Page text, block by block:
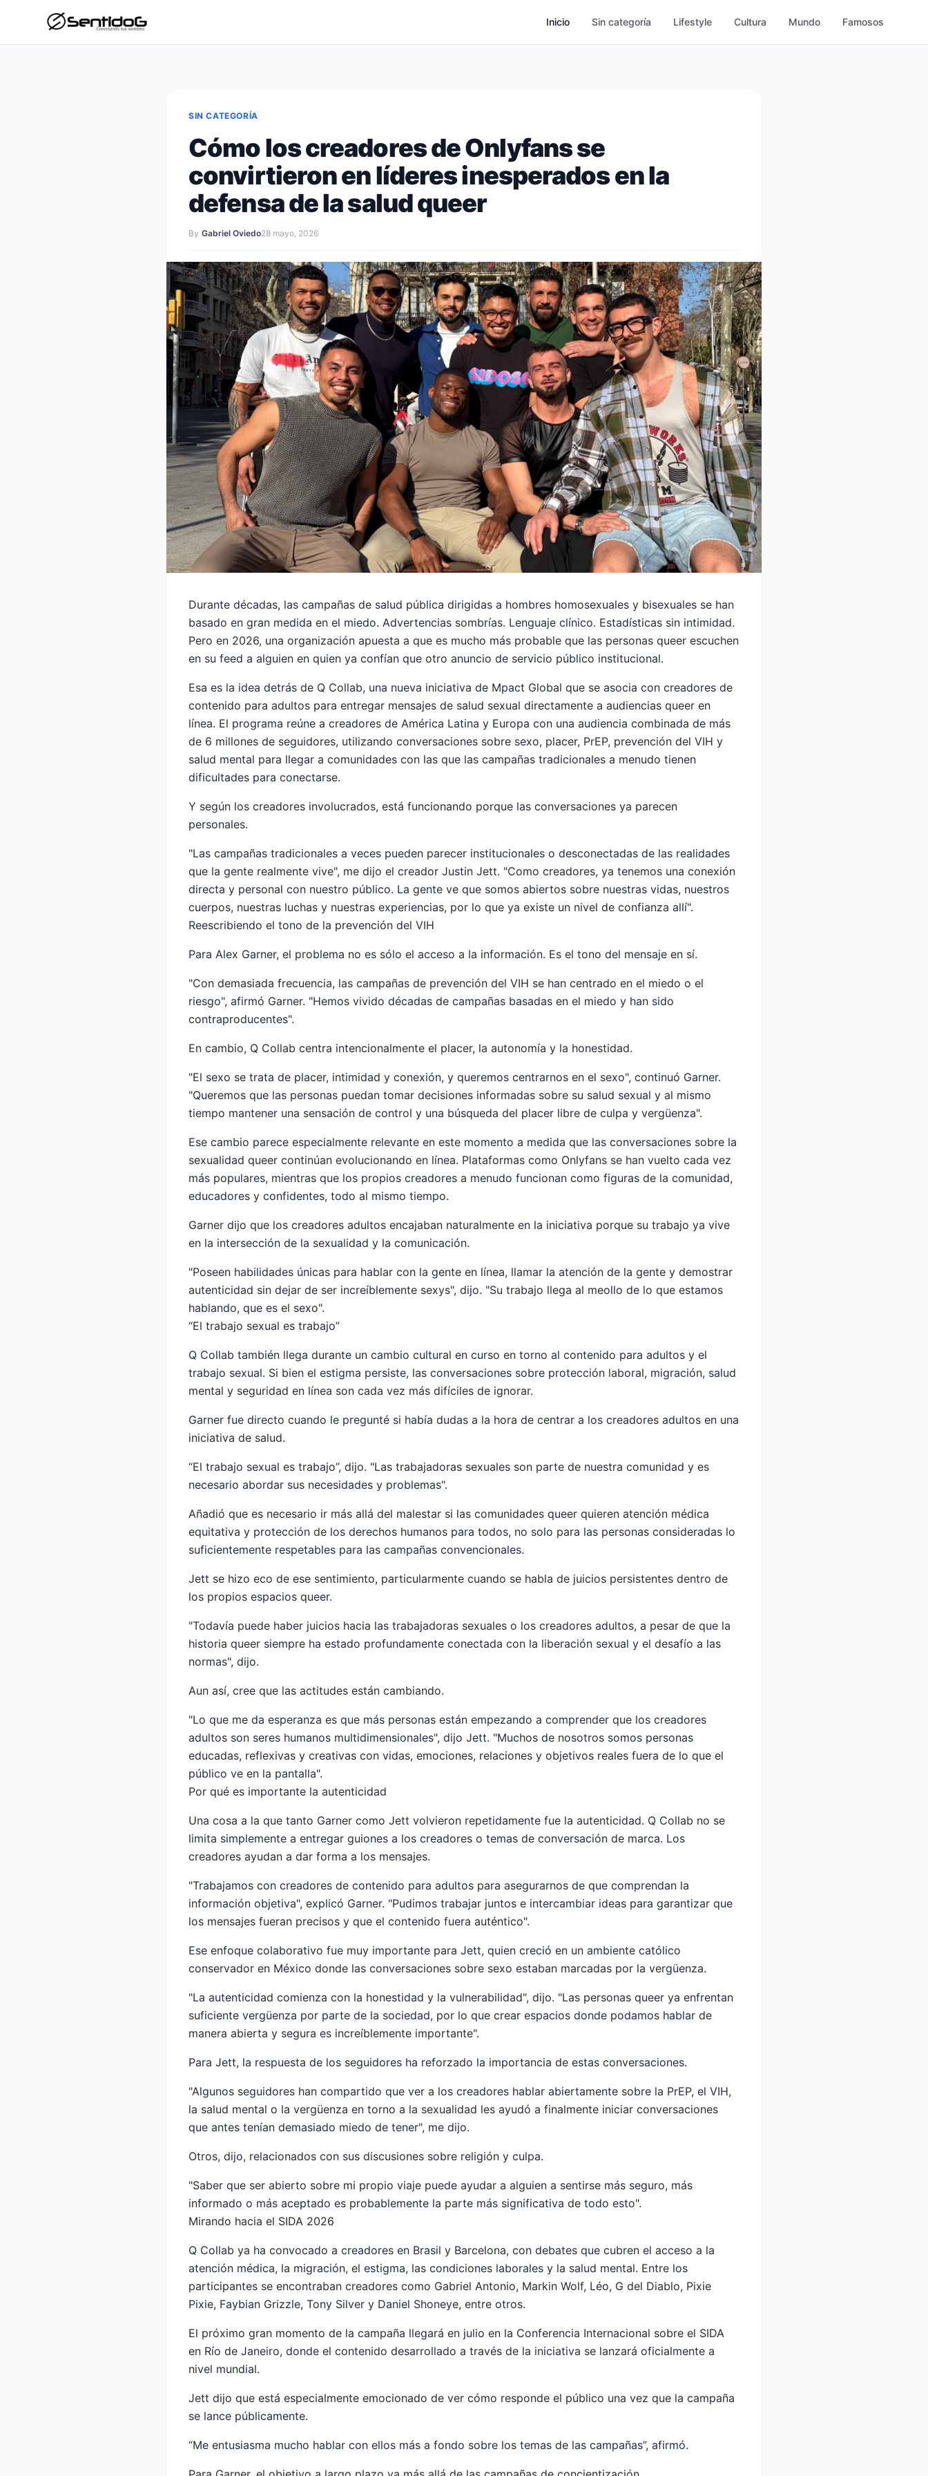
Inicio Sin categoría Lifestyle Cultura Mundo Famosos
SIN CATEGORÍA
Cómo los creadores de Onlyfans se
convirtieron en líderes inesperados en la
defensa de la salud queer
By Gabriel Oviedo28 mayo, 2026
Durante décadas, las campañas de salud pública dirigidas a hombres homosexuales y bisexuales se han
basado en gran medida en el miedo. Advertencias sombrías. Lenguaje clínico. Estadísticas sin intimidad.
Pero en 2026, una organización apuesta a que es mucho más probable que las personas queer escuchen
en su feed a alguien en quien ya confían que otro anuncio de servicio público institucional.
Esa es la idea detrás de Q Collab, una nueva iniciativa de Mpact Global que se asocia con creadores de
contenido para adultos para entregar mensajes de salud sexual directamente a audiencias queer en
línea. El programa reúne a creadores de América Latina y Europa con una audiencia combinada de más
de 6 millones de seguidores, utilizando conversaciones sobre sexo, placer, PrEP, prevención del VIH y
salud mental para llegar a comunidades con las que las campañas tradicionales a menudo tienen
dificultades para conectarse.
Y según los creadores involucrados, está funcionando porque las conversaciones ya parecen
personales.
"Las campañas tradicionales a veces pueden parecer institucionales o desconectadas de las realidades
que la gente realmente vive", me dijo el creador Justin Jett. "Como creadores, ya tenemos una conexión
directa y personal con nuestro público. La gente ve que somos abiertos sobre nuestras vidas, nuestros
cuerpos, nuestras luchas y nuestras experiencias, por lo que ya existe un nivel de confianza allí".
Reescribiendo el tono de la prevención del VIH
Para Alex Garner, el problema no es sólo el acceso a la información. Es el tono del mensaje en sí.
"Con demasiada frecuencia, las campañas de prevención del VIH se han centrado en el miedo o el
riesgo", afirmó Garner. "Hemos vivido décadas de campañas basadas en el miedo y han sido
contraproducentes".
En cambio, Q Collab centra intencionalmente el placer, la autonomía y la honestidad.
"El sexo se trata de placer, intimidad y conexión, y queremos centrarnos en el sexo", continuó Garner.
"Queremos que las personas puedan tomar decisiones informadas sobre su salud sexual y al mismo
tiempo mantener una sensación de control y una búsqueda del placer libre de culpa y vergüenza".
Ese cambio parece especialmente relevante en este momento a medida que las conversaciones sobre la
sexualidad queer continúan evolucionando en línea. Plataformas como Onlyfans se han vuelto cada vez
más populares, mientras que los propios creadores a menudo funcionan como figuras de la comunidad,
educadores y confidentes, todo al mismo tiempo.
Garner dijo que los creadores adultos encajaban naturalmente en la iniciativa porque su trabajo ya vive
en la intersección de la sexualidad y la comunicación.
"Poseen habilidades únicas para hablar con la gente en línea, llamar la atención de la gente y demostrar
autenticidad sin dejar de ser increíblemente sexys", dijo. "Su trabajo llega al meollo de lo que estamos
hablando, que es el sexo".
“El trabajo sexual es trabajo”
Q Collab también llega durante un cambio cultural en curso en torno al contenido para adultos y el
trabajo sexual. Si bien el estigma persiste, las conversaciones sobre protección laboral, migración, salud
mental y seguridad en línea son cada vez más difíciles de ignorar.
Garner fue directo cuando le pregunté si había dudas a la hora de centrar a los creadores adultos en una
iniciativa de salud.
“El trabajo sexual es trabajo”, dijo. "Las trabajadoras sexuales son parte de nuestra comunidad y es
necesario abordar sus necesidades y problemas".
Añadió que es necesario ir más allá del malestar si las comunidades queer quieren atención médica
equitativa y protección de los derechos humanos para todos, no solo para las personas consideradas lo
suficientemente respetables para las campañas convencionales.
Jett se hizo eco de ese sentimiento, particularmente cuando se habla de juicios persistentes dentro de
los propios espacios queer.
"Todavía puede haber juicios hacia las trabajadoras sexuales o los creadores adultos, a pesar de que la
historia queer siempre ha estado profundamente conectada con la liberación sexual y el desafío a las
normas", dijo.
Aun así, cree que las actitudes están cambiando.
"Lo que me da esperanza es que más personas están empezando a comprender que los creadores
adultos son seres humanos multidimensionales", dijo Jett. "Muchos de nosotros somos personas
educadas, reflexivas y creativas con vidas, emociones, relaciones y objetivos reales fuera de lo que el
público ve en la pantalla".
Por qué es importante la autenticidad
Una cosa a la que tanto Garner como Jett volvieron repetidamente fue la autenticidad. Q Collab no se
limita simplemente a entregar guiones a los creadores o temas de conversación de marca. Los
creadores ayudan a dar forma a los mensajes.
"Trabajamos con creadores de contenido para adultos para asegurarnos de que comprendan la
información objetiva", explicó Garner. "Pudimos trabajar juntos e intercambiar ideas para garantizar que
los mensajes fueran precisos y que el contenido fuera auténtico".
Ese enfoque colaborativo fue muy importante para Jett, quien creció en un ambiente católico
conservador en México donde las conversaciones sobre sexo estaban marcadas por la vergüenza.
"La autenticidad comienza con la honestidad y la vulnerabilidad", dijo. "Las personas queer ya enfrentan
suficiente vergüenza por parte de la sociedad, por lo que crear espacios donde podamos hablar de
manera abierta y segura es increíblemente importante".
Para Jett, la respuesta de los seguidores ha reforzado la importancia de estas conversaciones.
"Algunos seguidores han compartido que ver a los creadores hablar abiertamente sobre la PrEP, el VIH,
la salud mental o la vergüenza en torno a la sexualidad les ayudó a finalmente iniciar conversaciones
que antes tenían demasiado miedo de tener", me dijo.
Otros, dijo, relacionados con sus discusiones sobre religión y culpa.
"Saber que ser abierto sobre mi propio viaje puede ayudar a alguien a sentirse más seguro, más
informado o más aceptado es probablemente la parte más significativa de todo esto".
Mirando hacia el SIDA 2026
Q Collab ya ha convocado a creadores en Brasil y Barcelona, ​​con debates que cubren el acceso a la
atención médica, la migración, el estigma, las condiciones laborales y la salud mental. Entre los
participantes se encontraban creadores como Gabriel Antonio, Markin Wolf, Léo, G del Diablo, Pixie
Pixie, Faybian Grizzle, Tony Silver y Daniel Shoneye, entre otros.
El próximo gran momento de la campaña llegará en julio en la Conferencia Internacional sobre el SIDA
en Río de Janeiro, donde el contenido desarrollado a través de la iniciativa se lanzará oficialmente a
nivel mundial.
Jett dijo que está especialmente emocionado de ver cómo responde el público una vez que la campaña
se lance públicamente.
“Me entusiasma mucho hablar con ellos más a fondo sobre los temas de las campañas”, afirmó.